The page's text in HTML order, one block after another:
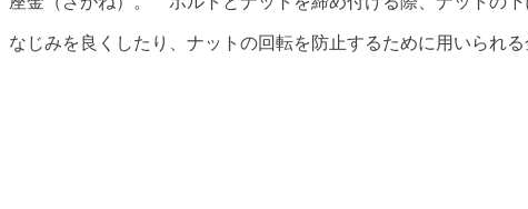
なじみを良くしたり、ナットの回転を防止するために用いられる